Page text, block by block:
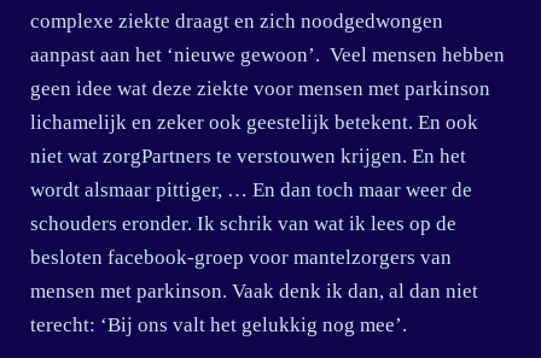
complexe ziekte draagt en zich noodgedwongen
aanpast aan het ‘nieuwe gewoon’. Veel mensen hebben
geen idee wat deze ziekte voor mensen met parkinson
lichamelijk en zeker ook geestelijk betekent. En ook
niet wat zorgPartners te verstouwen krijgen. En het
wordt alsmaar pittiger, … En dan toch maar weer de
schouders eronder. Ik schrik van wat ik lees op de
besloten facebook-groep voor mantelzorgers van
mensen met parkinson. Vaak denk ik dan, al dan niet
terecht: ‘Bij ons valt het gelukkig nog mee’.